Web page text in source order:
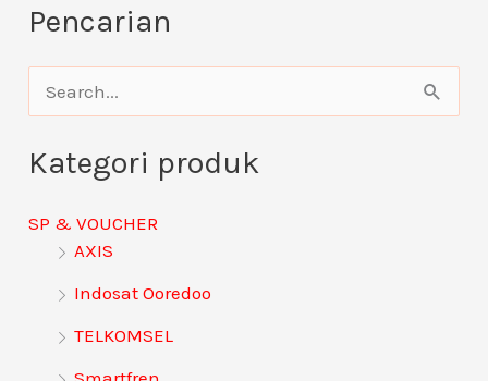
Pencarian
a
r
u
Kategori produk
SP & VOUCHER
AXIS
Indosat Ooredoo
TELKOMSEL